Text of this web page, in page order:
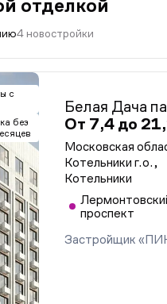
отделкой
4 новостройки
с
без
Белая Дача
От 7,4 до
Московская
Котельники г.о.,
Котельники
проспект
Застройщик